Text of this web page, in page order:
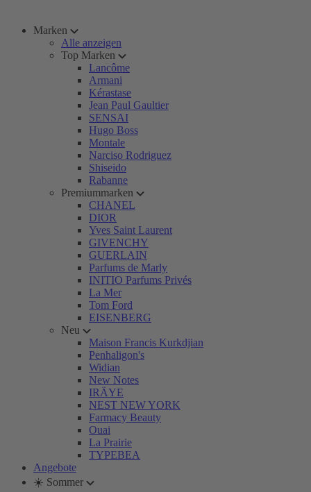
Marken
Alle anzeigen
Top Marken
Lancôme
Armani
Kérastase
Jean Paul Gaultier
SENSAI
Hugo Boss
Montale
Narciso Rodriguez
Shiseido
Rabanne
Premiummarken
CHANEL
DIOR
Yves Saint Laurent
GIVENCHY
GUERLAIN
Parfums de Marly
INITIO Parfums Privés
La Mer
Tom Ford
EISENBERG
Neu
Maison Francis Kurkdjian
Penhaligon's
Widian
New Notes
IRÄYE
NEST NEW YORK
Farmacy Beauty
Ouai
La Prairie
TYPEBEA
Angebote
☀️ Sommer